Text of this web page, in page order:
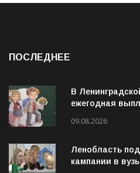
ПОСЛЕДНЕЕ
В
ежегодная
09.08.2026
Ленобласть
кампании в